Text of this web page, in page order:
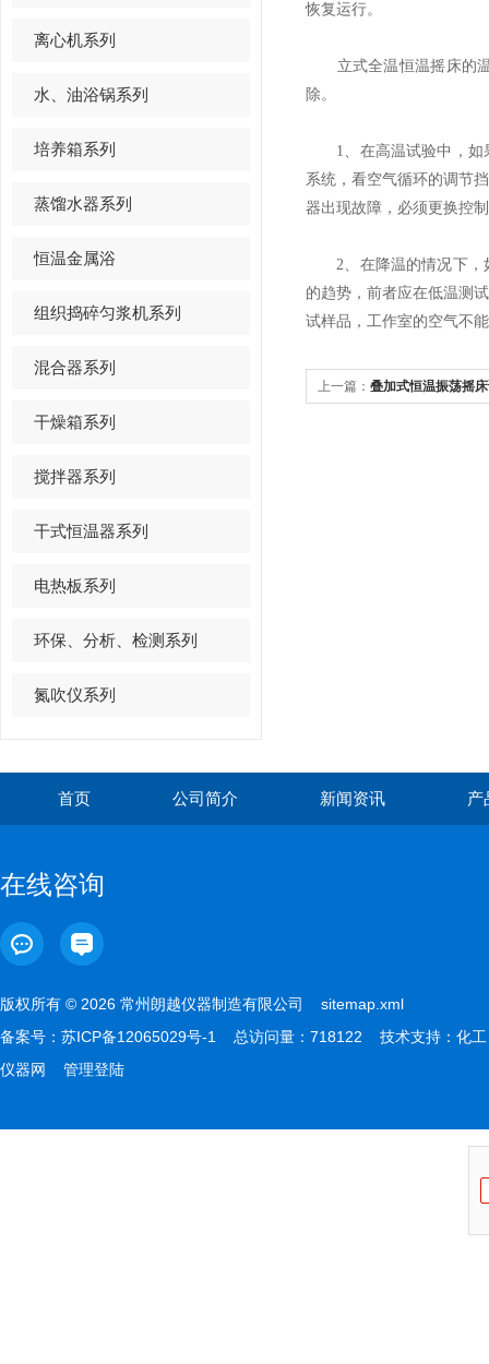
离心机系列
水、油浴锅系列
培养箱系列
蒸馏水器系列
恒温金属浴
组织捣碎匀浆机系列
混合器系列
干燥箱系列
搅拌器系列
干式恒温器系列
电热板系列
环保、分析、检测系列
氮吹仪系列
恢复运行。
立式全温恒温摇床的温
除。
1、在高温试验中，如果
系统，看空气循环的调节
器出现故障，必须更换控
2、在降温的情况下，如
的趋势，前者应在低温测
试样品，工作室的空气不
上一篇： 叠加式恒温振荡摇
首页 公司简介 新闻资讯 产
在线咨询
版权所有 © 2026 常州朗越仪器制造有限公司 sitemap.xml
备案号： 苏ICP备12065029号-1 总访问量：718122 技术支持： 化工
仪器网
管理登陆